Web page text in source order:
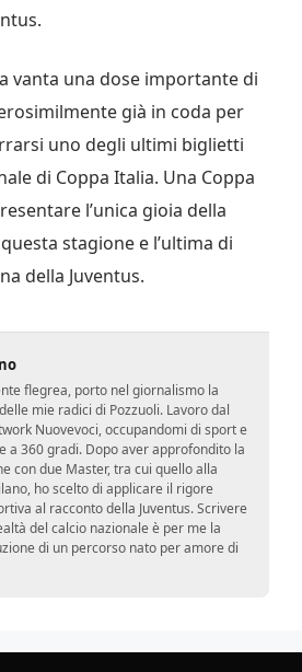
vanta una dose importante di
già in coda per
uno degli ultimi biglietti
di Coppa Italia. Una Coppa
l’unica gioia della
stagione e l’ultima di
della Juventus.
flegrea, porto nel giornalismo la
mie radici di Pozzuoli. Lavoro dal
Nuovevoci, occupandomi di sport e
a 360 gradi. Dopo aver approfondito la
con due Master, tra cui quello alla
ho scelto di applicare il rigore
al racconto della Juventus. Scrivere
del calcio nazionale è per me la
di un percorso nato per amore di